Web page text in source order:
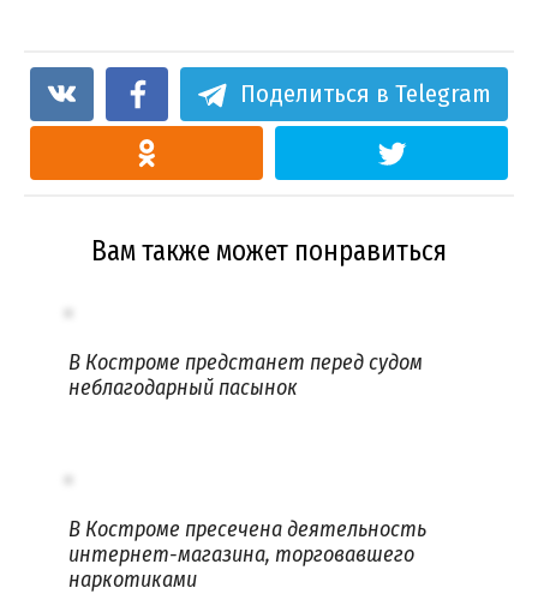
Поделиться в Telegram
Вам также может понравиться
В Костроме предстанет перед судом
неблагодарный пасынок
В Костроме пресечена деятельность
интернет-магазина, торговавшего
наркотиками